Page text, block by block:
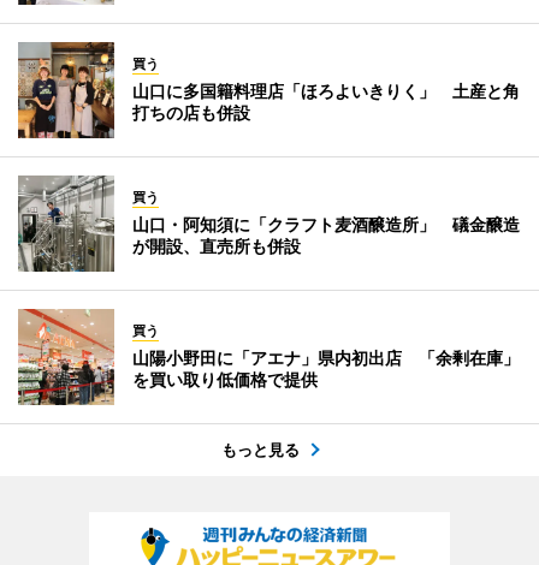
買う
山口に多国籍料理店「ほろよいきりく」 土産と角
打ちの店も併設
買う
山口・阿知須に「クラフト麦酒醸造所」 礒金醸造
が開設、直売所も併設
買う
山陽小野田に「アエナ」県内初出店 「余剰在庫」
を買い取り低価格で提供
もっと見る